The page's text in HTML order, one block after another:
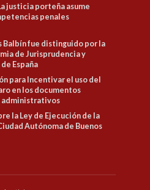
justicia porteña asume
penales
Balbín fue distinguido por la
de Jurisprudencia y
España
para Incentivar el uso del
en los documentos
administrativos
la Ley de Ejecución de la
Autónoma de Buenos